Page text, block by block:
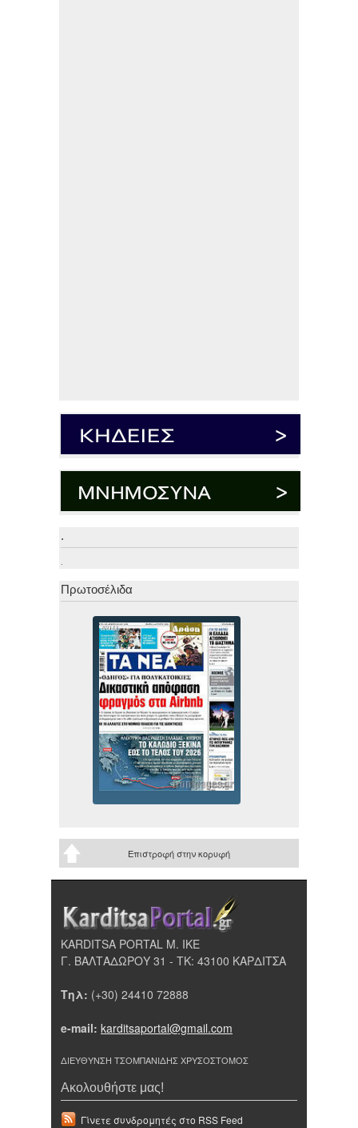
.
.
Πρωτοσέλιδα
Επιστροφή στην κορυφή
KARDITSA PORTAL Μ. ΙΚΕ
Γ. ΒΑΛΤΑΔΩΡΟΥ 31 - ΤΚ: 43100 ΚΑΡΔΙΤΣΑ
Τηλ: (+30) 24410 72888
e-mail: karditsaportal@gmail.com
ΔΙΕΥΘΥΝΣΗ ΤΣΟΜΠΑΝΙΔΗΣ ΧΡΥΣΟΣΤΟΜΟΣ
Ακολουθήστε μας!
Γίνετε συνδρομητές στο RSS Feed